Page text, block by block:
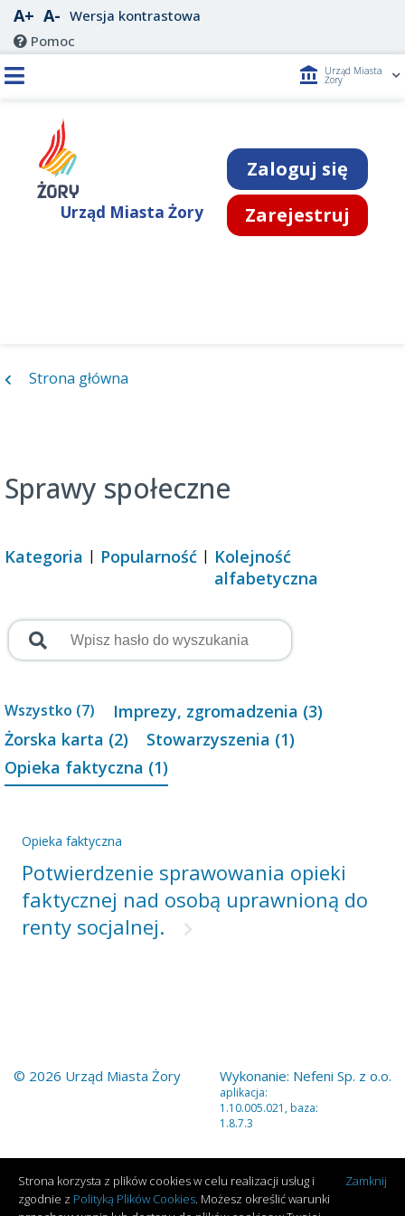
A+ A- Wersja kontrastowa
Pomoc
account_balance Urząd Miasta
Żory
Urząd Miasta Żory
Zaloguj się
Zarejestruj
Strona główna
Sprawy społeczne
Kategoria Popularność
Kolejność
alfabetyczna
Wszystko (7)
Imprezy, zgromadzenia (3)
Żorska karta (2)
Stowarzyszenia (1)
Opieka faktyczna (1)
Opieka faktyczna
Potwierdzenie sprawowania opieki
faktycznej nad osobą uprawnioną do
renty socjalnej.
© 2026 Urząd Miasta Żory Wykonanie: Nefeni Sp. z o.o.
aplikacja:
1.10.005.021, baza:
1.8.7.3
Strona korzysta z plików cookies w celu realizacji usług i
zgodnie z Polityką Plików Cookies. Możesz określić warunki
Zamknij